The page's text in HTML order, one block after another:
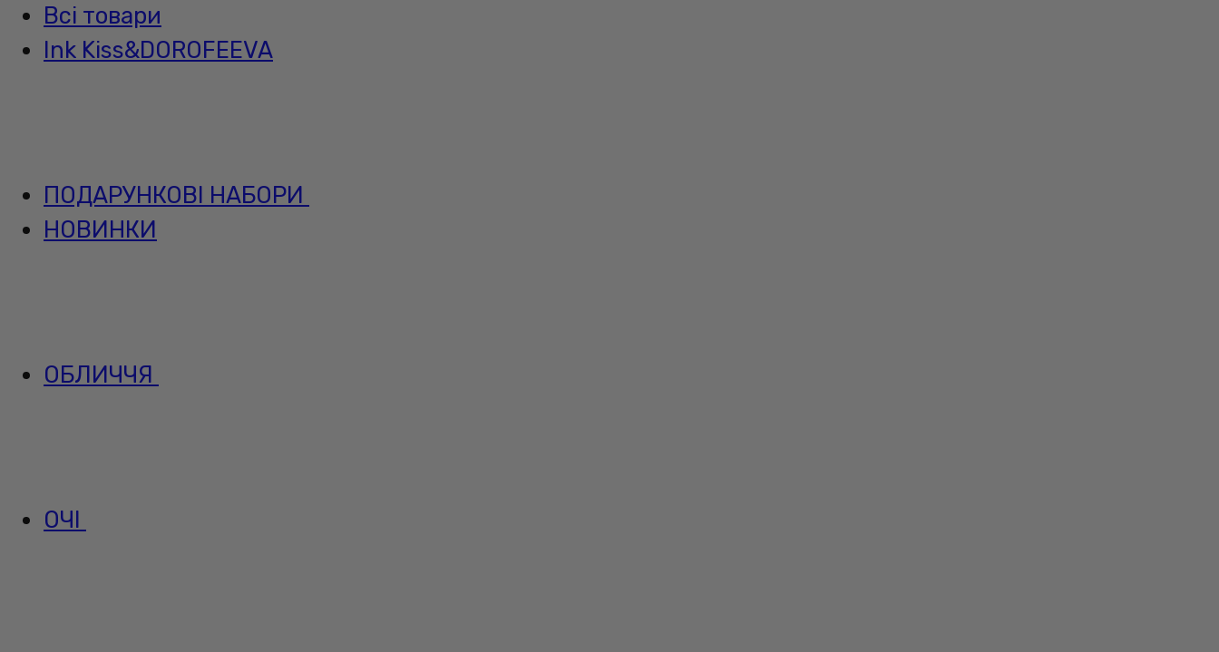
Всі товари
Ink Kiss&DOROFEEVA
ПОДАРУНКОВІ НАБОРИ
НОВИНКИ
ОБЛИЧЧЯ
ОЧІ